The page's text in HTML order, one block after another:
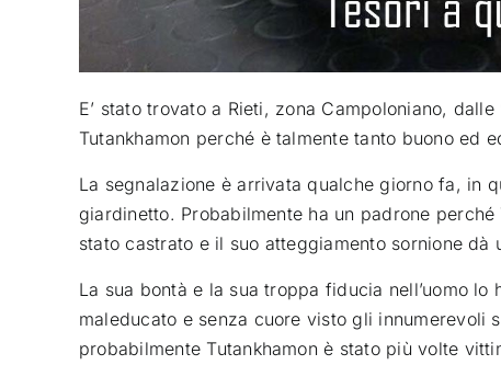
E’ stato trovato a Rieti, zona Campoloniano,
Tutankhamon perché è talmente tanto buono ed
La segnalazione è arrivata qualche giorno fa, in
giardinetto. Probabilmente ha un padrone
stato castrato e il suo atteggiamento sornione
La sua bontà e la sua troppa fiducia nell’uomo
maleducato e senza cuore visto gli innumerevoli
probabilmente Tutankhamon è stato più volte